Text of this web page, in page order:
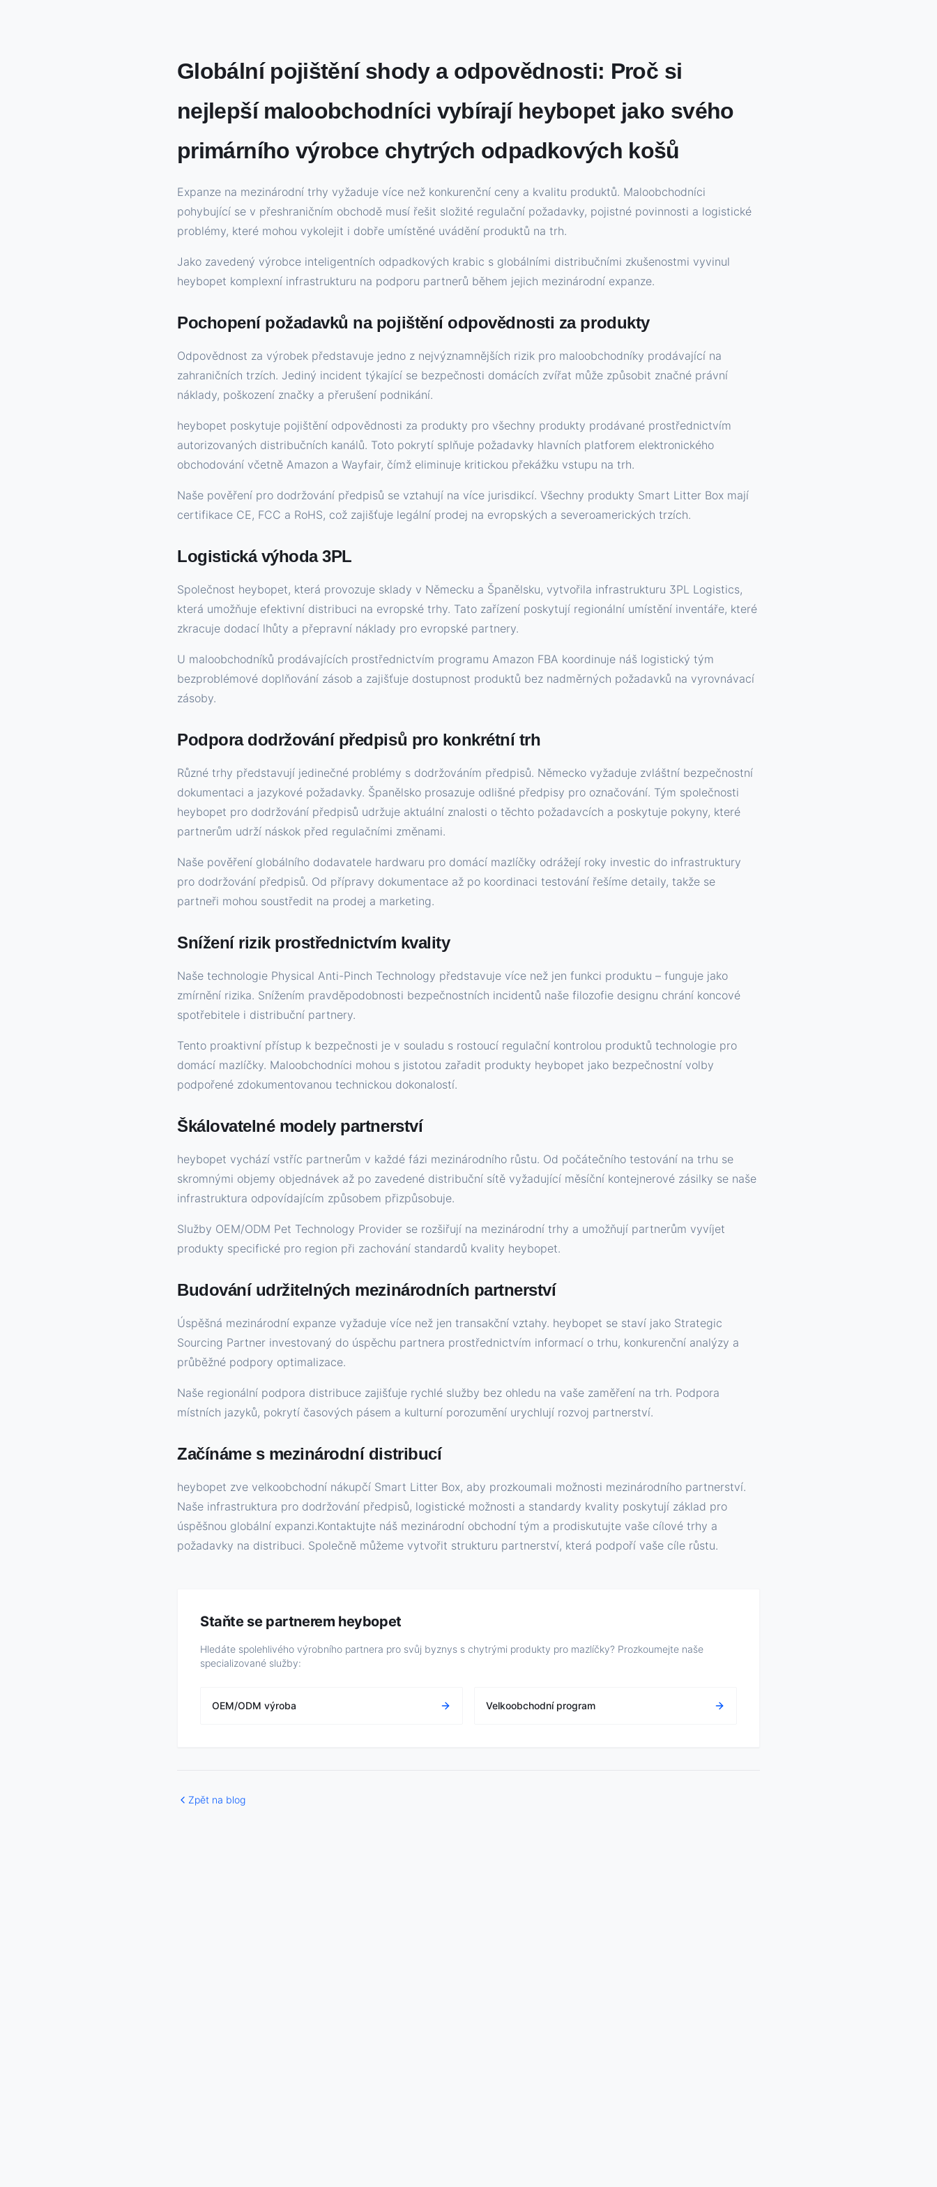
Globální pojištění shody a odpovědnosti: Proč si
nejlepší maloobchodníci vybírají heybopet jako svého
primárního výrobce chytrých odpadkových košů
Expanze na mezinárodní trhy vyžaduje více než konkurenční ceny a kvalitu produktů. Maloobchodníci
pohybující se v přeshraničním obchodě musí řešit složité regulační požadavky, pojistné povinnosti a logistické
problémy, které mohou vykolejit i dobře umístěné uvádění produktů na trh.
Jako zavedený výrobce inteligentních odpadkových krabic s globálními distribučními zkušenostmi vyvinul
heybopet komplexní infrastrukturu na podporu partnerů během jejich mezinárodní expanze.
Pochopení požadavků na pojištění odpovědnosti za produkty
Odpovědnost za výrobek představuje jedno z nejvýznamnějších rizik pro maloobchodníky prodávající na
zahraničních trzích. Jediný incident týkající se bezpečnosti domácích zvířat může způsobit značné právní
náklady, poškození značky a přerušení podnikání.
heybopet poskytuje pojištění odpovědnosti za produkty pro všechny produkty prodávané prostřednictvím
autorizovaných distribučních kanálů. Toto pokrytí splňuje požadavky hlavních platforem elektronického
obchodování včetně Amazon a Wayfair, čímž eliminuje kritickou překážku vstupu na trh.
Naše pověření pro dodržování předpisů se vztahují na více jurisdikcí. Všechny produkty Smart Litter Box mají
certifikace CE, FCC a RoHS, což zajišťuje legální prodej na evropských a severoamerických trzích.
Logistická výhoda 3PL
Společnost heybopet, která provozuje sklady v Německu a Španělsku, vytvořila infrastrukturu 3PL Logistics,
která umožňuje efektivní distribuci na evropské trhy. Tato zařízení poskytují regionální umístění inventáře, které
zkracuje dodací lhůty a přepravní náklady pro evropské partnery.
U maloobchodníků prodávajících prostřednictvím programu Amazon FBA koordinuje náš logistický tým
bezproblémové doplňování zásob a zajišťuje dostupnost produktů bez nadměrných požadavků na vyrovnávací
zásoby.
Podpora dodržování předpisů pro konkrétní trh
Různé trhy představují jedinečné problémy s dodržováním předpisů. Německo vyžaduje zvláštní bezpečnostní
dokumentaci a jazykové požadavky. Španělsko prosazuje odlišné předpisy pro označování. Tým společnosti
heybopet pro dodržování předpisů udržuje aktuální znalosti o těchto požadavcích a poskytuje pokyny, které
partnerům udrží náskok před regulačními změnami.
Naše pověření globálního dodavatele hardwaru pro domácí mazlíčky odrážejí roky investic do infrastruktury
pro dodržování předpisů. Od přípravy dokumentace až po koordinaci testování řešíme detaily, takže se
partneři mohou soustředit na prodej a marketing.
Snížení rizik prostřednictvím kvality
Naše technologie Physical Anti-Pinch Technology představuje více než jen funkci produktu – funguje jako
zmírnění rizika. Snížením pravděpodobnosti bezpečnostních incidentů naše filozofie designu chrání koncové
spotřebitele i distribuční partnery.
Tento proaktivní přístup k bezpečnosti je v souladu s rostoucí regulační kontrolou produktů technologie pro
domácí mazlíčky. Maloobchodníci mohou s jistotou zařadit produkty heybopet jako bezpečnostní volby
podpořené zdokumentovanou technickou dokonalostí.
Škálovatelné modely partnerství
heybopet vychází vstříc partnerům v každé fázi mezinárodního růstu. Od počátečního testování na trhu se
skromnými objemy objednávek až po zavedené distribuční sítě vyžadující měsíční kontejnerové zásilky se naše
infrastruktura odpovídajícím způsobem přizpůsobuje.
Služby OEM/ODM Pet Technology Provider se rozšiřují na mezinárodní trhy a umožňují partnerům vyvíjet
produkty specifické pro region při zachování standardů kvality heybopet.
Budování udržitelných mezinárodních partnerství
Úspěšná mezinárodní expanze vyžaduje více než jen transakční vztahy. heybopet se staví jako Strategic
Sourcing Partner investovaný do úspěchu partnera prostřednictvím informací o trhu, konkurenční analýzy a
průběžné podpory optimalizace.
Naše regionální podpora distribuce zajišťuje rychlé služby bez ohledu na vaše zaměření na trh. Podpora
místních jazyků, pokrytí časových pásem a kulturní porozumění urychlují rozvoj partnerství.
Začínáme s mezinárodní distribucí
heybopet zve velkoobchodní nákupčí Smart Litter Box, aby prozkoumali možnosti mezinárodního partnerství.
Naše infrastruktura pro dodržování předpisů, logistické možnosti a standardy kvality poskytují základ pro
úspěšnou globální expanzi.Kontaktujte náš mezinárodní obchodní tým a prodiskutujte vaše cílové trhy a
požadavky na distribuci. Společně můžeme vytvořit strukturu partnerství, která podpoří vaše cíle růstu.
Staňte se partnerem heybopet
Hledáte spolehlivého výrobního partnera pro svůj byznys s chytrými produkty pro mazlíčky? Prozkoumejte naše
specializované služby:
OEM/ODM výroba Velkoobchodní program
Zpět na blog